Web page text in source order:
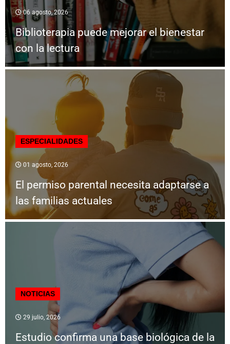
06 agosto, 2026
Biblioterapia puede mejorar el bienestar
con la lectura
ESPECIALIDADES
01 agosto, 2026
El permiso parental necesita adaptarse a
las familias actuales
NOTICIAS
29 julio, 2026
Estudio confirma una base biológica de la